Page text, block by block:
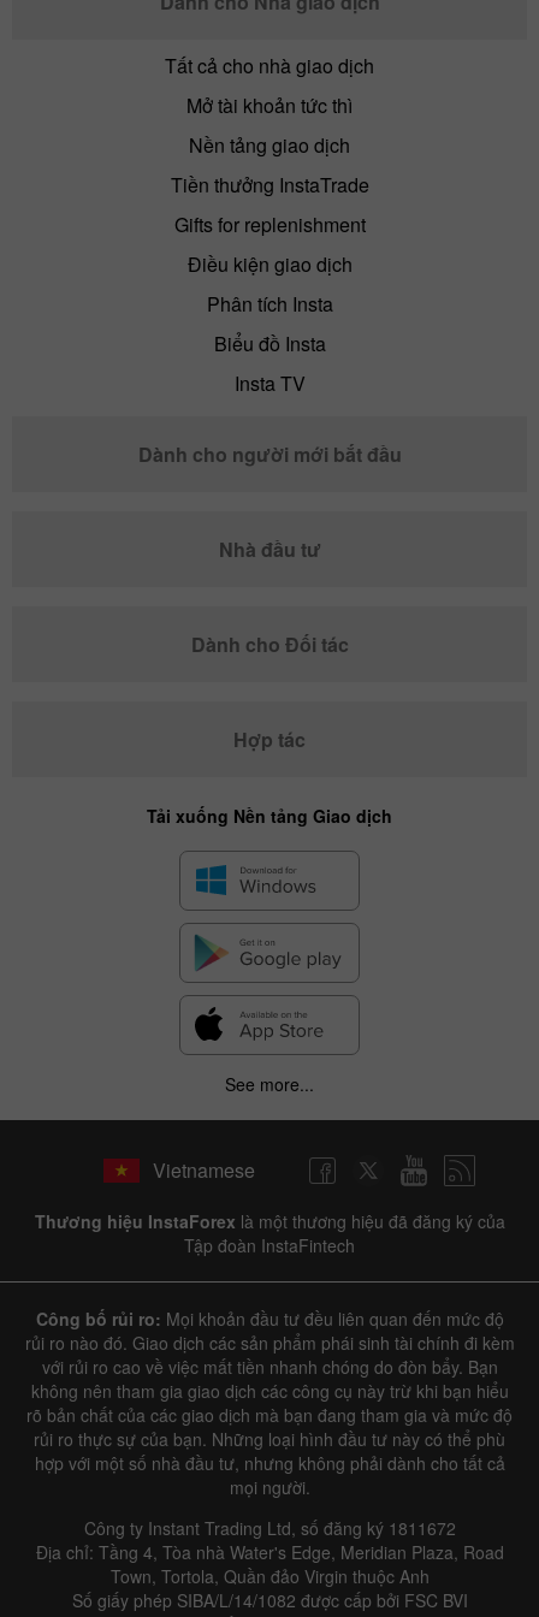
Tất cả cho nhà giao dịch
Mở tài khoản tức thì
Nền tảng giao dịch
Tiền thưởng InstaTrade
Gifts for replenishment
Điều kiện giao dịch
Phân tích Insta
Biểu đồ Insta
Insta TV
Dành cho người mới bắt đầu
Nhà đầu tư
Dành cho Đối tác
Hợp tác
Tải xuống Nền tảng Giao dịch
See more...
Vietnamese
Thương hiệu InstaForex là một thương hiệu đã đăng ký của
Tập đoàn InstaFintech
Công bố rủi ro: Mọi khoản đầu tư đều liên quan đến mức độ
rủi ro nào đó. Giao dịch các sản phẩm phái sinh tài chính đi kèm
với rủi ro cao về việc mất tiền nhanh chóng do đòn bẩy. Bạn
không nên tham gia giao dịch các công cụ này trừ khi bạn hiểu
rõ bản chất của các giao dịch mà bạn đang tham gia và mức độ
rủi ro thực sự của bạn. Những loại hình đầu tư này có thể phù
hợp với một số nhà đầu tư, nhưng không phải dành cho tất cả
mọi người.
Công ty Instant Trading Ltd, số đăng ký 1811672
Địa chỉ: Tầng 4, Tòa nhà Water's Edge, Meridian Plaza, Road
Town, Tortola, Quần đảo Virgin thuộc Anh
Số giấy phép SIBA/L/14/1082 được cấp bởi FSC BVI